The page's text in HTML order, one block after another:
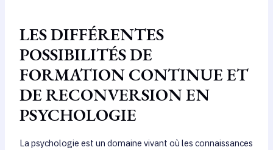
LES DIFFÉRENTES
POSSIBILITÉS DE
FORMATION CONTINUE ET
DE RECONVERSION EN
PSYCHOLOGIE
La psychologie est un domaine vivant où les connaissances